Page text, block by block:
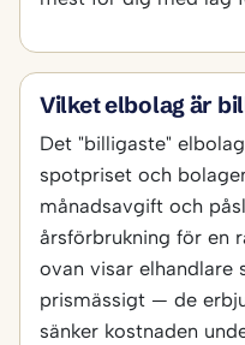
Vilket elbolag är
Det "billigaste"
spotpriset och
månadsavgift och
årsförbrukning för en
ovan visar elhandlare
prismässigt — de
sänker kostnaden